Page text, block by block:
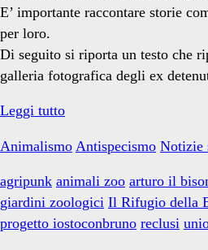
E’ importante raccontare storie
per loro.
Di seguito si riporta un testo che
galleria fotografica degli ex
Leggi tuttoIostoconBruno:
della
fine
di
uno
Animalismo Antispecismo Notizie
agripunk animali zoo arturo il
giardini zoologici Il Rifugio della
progetto iostoconbruno reclusi